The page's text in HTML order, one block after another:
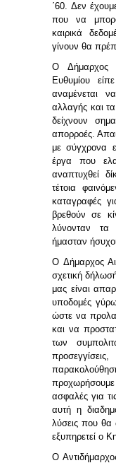
΄60. Δεν
που να
καιρικά
γίνουν θα
Ο Δήμαρχος
Ευθυμίου
αναμένεται
αλλαγής και
δείχνουν
απορροές.
με σύγχρονα
έργα που
αναπτυχθεί
τέτοια
καταγραφές
βρεθούν σε
λύνονταν τα
ήμασταν
Ο Δήμαρχος
σχετική
μας είναι
υποδομές
ώστε να
και να
των
ασφαλές για
αυτή η
λύσεις που θα
εξυπηρετεί ο
Ο